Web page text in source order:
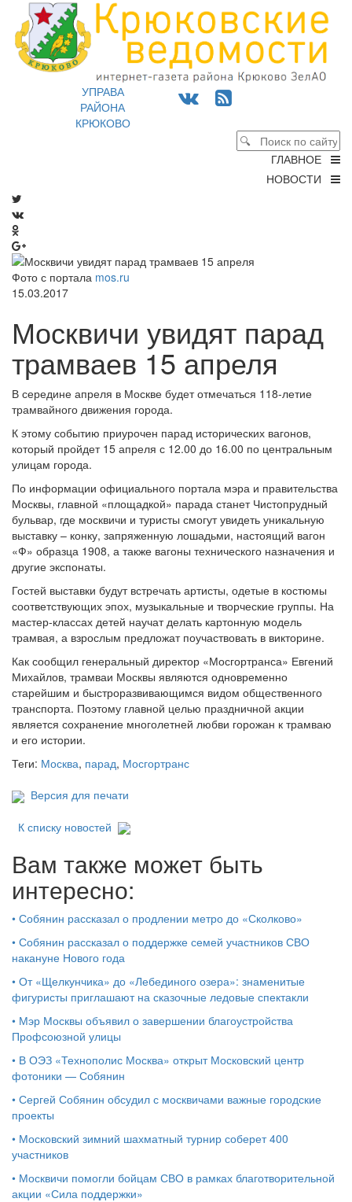
УПРАВА
РАЙОНА
КРЮКОВО
ГЛАВНОЕ
НОВОСТИ
Фото с портала mos.ru
15.03.2017
Москвичи увидят парад
трамваев 15 апреля
В середине апреля в Москве будет отмечаться 118-летие
трамвайного движения города.
К этому событию приурочен парад исторических вагонов,
который пройдет 15 апреля с 12.00 до 16.00 по центральным
улицам города.
По информации официального портала мэра и правительства
Москвы, главной «площадкой» парада станет Чистопрудный
бульвар, где москвичи и туристы смогут увидеть уникальную
выставку – конку, запряженную лошадьми, настоящий вагон
«Ф» образца 1908, а также вагоны технического назначения и
другие экспонаты.
Гостей выставки будут встречать артисты, одетые в костюмы
соответствующих эпох, музыкальные и творческие группы. На
мастер-классах детей научат делать картонную модель
трамвая, а взрослым предложат поучаствовать в викторине.
Как сообщил генеральный директор «Мосгортранса» Евгений
Михайлов, трамваи Москвы являются одновременно
старейшим и быстроразвивающимся видом общественного
транспорта. Поэтому главной целью праздничной акции
является сохранение многолетней любви горожан к трамваю
и его истории.
Теги: Москва, парад, Мосгортранс
Версия для печати
К списку новостей
Вам также может быть
интересно:
• Собянин рассказал о продлении метро до «Сколково»
• Собянин рассказал о поддержке семей участников СВО
накануне Нового года
• От «Щелкунчика» до «Лебединого озера»: знаменитые
фигуристы приглашают на сказочные ледовые спектакли
• Мэр Москвы объявил о завершении благоустройства
Профсоюзной улицы
• В ОЭЗ «Технополис Москва» открыт Московский центр
фотоники — Собянин
• Сергей Собянин обсудил с москвичами важные городские
проекты
• Московский зимний шахматный турнир соберет 400
участников
• Москвичи помогли бойцам СВО в рамках благотворительной
акции «Сила поддержки»